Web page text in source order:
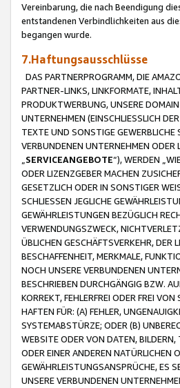
Vereinbarung, die nach Beendigung
entstandenen Verbindlichkeiten aus
begangen wurde.
7.Haftungsausschlüsse
DAS PARTNERPROGRAMM, DIE
PARTNER-LINKS, LINKFORMATE,
PRODUKTWERBUNG, UNSERE
UNTERNEHMEN (EINSCHLIESSLICH
TEXTE UND SONSTIGE
VERBUNDENEN UNTERNEHMEN
SERVICEANGEBOTE“), WERDEN
ODER LIZENZGEBER MACHEN
GESETZLICH ODER IN SONSTIGER
SCHLIESSEN JEGLICHE
GEWÄHRLEISTUNGEN BEZÜGLICH
VERWENDUNGSZWECK,
ÜBLICHEN GESCHÄFTSVERKEHR, DER
BESCHAFFENHEIT, MERKMALE,
NOCH UNSERE VERBUNDENEN
BESCHRIEBEN DURCHGÄNGIG BZW.
KORREKT, FEHLERFREI ODER FREI
HAFTEN FÜR: (A) FEHLER,
SYSTEMABSTÜRZE; ODER (B)
WEBSITE ODER VON DATEN,
ODER EINER ANDEREN NATÜRLICHEN
GEWÄHRLEISTUNGSANSPRÜCHE, ES
UNSERE VERBUNDENEN